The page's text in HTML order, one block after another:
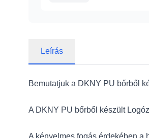
Leírás
Bemutatjuk a DKNY PU bőrből
A DKNY PU bőrből készült
A kényelmes fogás érdekében a